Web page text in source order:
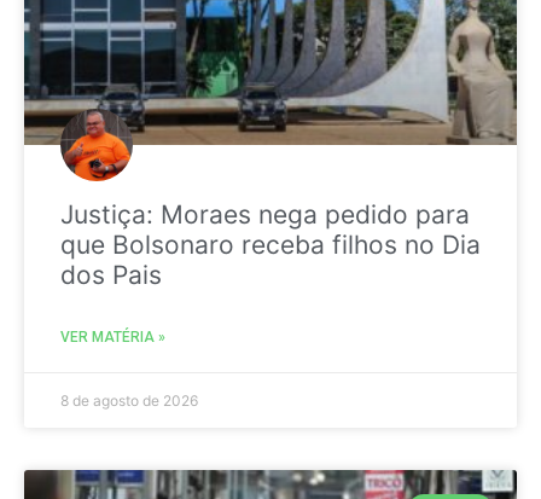
Justiça: Moraes nega pedido para
que Bolsonaro receba filhos no Dia
dos Pais
VER MATÉRIA »
8 de agosto de 2026